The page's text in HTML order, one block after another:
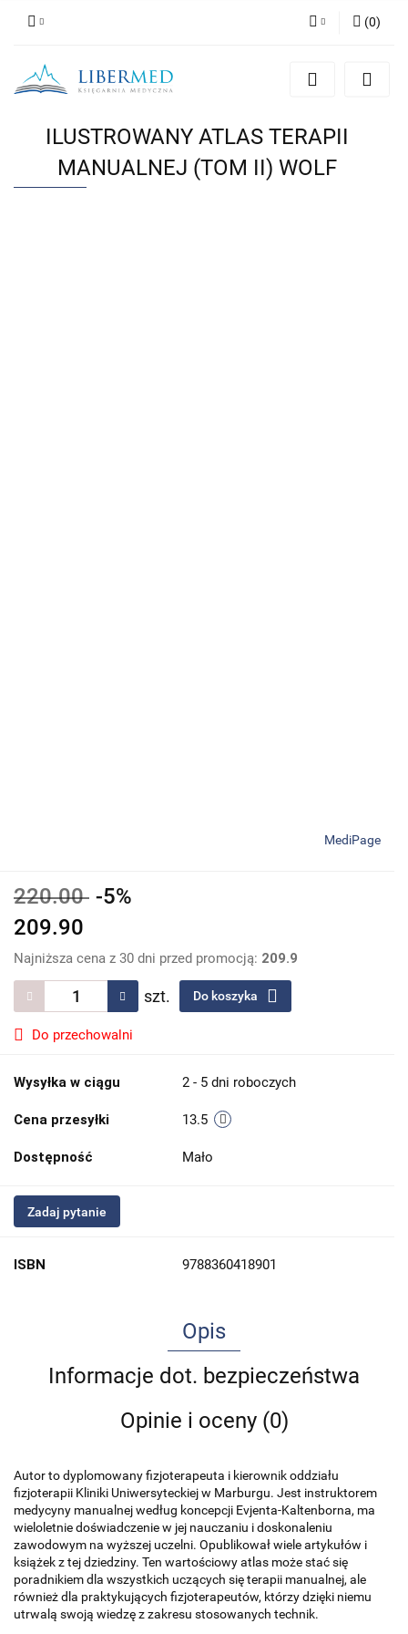
Zaloguj się
(0)
ILUSTROWANY ATLAS TERAPII
MANUALNEJ (TOM II) WOLF
MediPage
220.00 -5%
209.90
Najniższa cena z 30 dni przed promocją: 209.9
szt. Do koszyka
Do przechowalni
Wysyłka w ciągu 2 - 5 dni roboczych
Cena przesyłki 13.5
Dostępność Mało
Zadaj pytanie
ISBN 9788360418901
Opis
Informacje dot. bezpieczeństwa
Opinie i oceny (0)
Autor to dyplomowany fizjoterapeuta i kierownik oddziału
fizjoterapii Kliniki Uniwersyteckiej w Marburgu. Jest instruktorem
medycyny manualnej według koncepcji Evjenta-Kaltenborna, ma
wieloletnie doświadczenie w jej nauczaniu i doskonaleniu
zawodowym na wyższej uczelni. Opublikował wiele artykułów i
książek z tej dziedziny. Ten wartościowy atlas może stać się
poradnikiem dla wszystkich uczących się terapii manualnej, ale
również dla praktykujących fizjoterapeutów, którzy dzięki niemu
utrwalą swoją wiedzę z zakresu stosowanych technik.